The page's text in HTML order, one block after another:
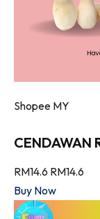
Shopee MY
CENDAWAN
RM14.6 RM14.6
Buy Now